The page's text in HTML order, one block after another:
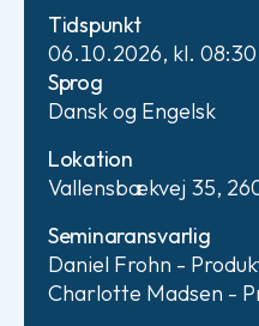
Tidspunkt
06.10.2026, kl.
Sprog
Dansk og Engelsk
Lokation
Vallensbækvej 35,
Seminaransvarlig
Daniel Frohn -
Charlotte Madsen -